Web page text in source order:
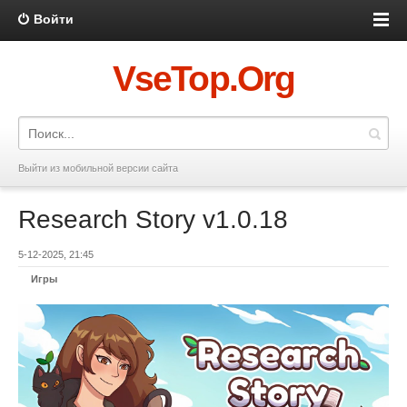
Войти
VseTop.Org
Выйти из мобильной версии сайта
Research Story v1.0.18
5-12-2025, 21:45
Игры